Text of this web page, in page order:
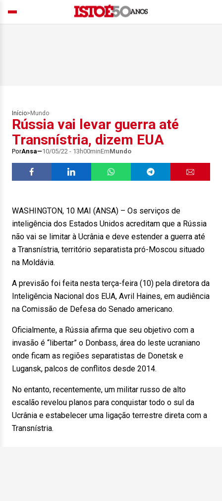
Início> Mundo
Rússia vai levar guerra até
Transnístria, dizem EUA
PorAnsa 10/05/22 - 13h00minEmMundo
WASHINGTON, 10 MAI (ANSA) – Os serviços de
inteligência dos Estados Unidos acreditam que a Rússia
não vai se limitar à Ucrânia e deve estender a guerra até
a Transnístria, território separatista pró-Moscou situado
na Moldávia.
A previsão foi feita nesta terça-feira (10) pela diretora da
Inteligência Nacional dos EUA, Avril Haines, em audiência
na Comissão de Defesa do Senado americano.
Oficialmente, a Rússia afirma que seu objetivo com a
invasão é “libertar” o Donbass, área do leste ucraniano
onde ficam as regiões separatistas de Donetsk e
Lugansk, palcos de conflitos desde 2014.
No entanto, recentemente, um militar russo de alto
escalão revelou planos para conquistar todo o sul da
Ucrânia e estabelecer uma ligação terrestre direta com a
Transnístria.